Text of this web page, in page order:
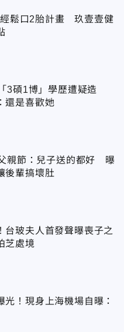
鬆口2胎計畫 玖壹壹健
3碩1博」學歷遭疑造
是喜歡她
親節：兒子送的都好 曝
後輩搞壞肚
台玻夫人首發聲曝喪子之
芝處境
光！現身上海機場自曝：